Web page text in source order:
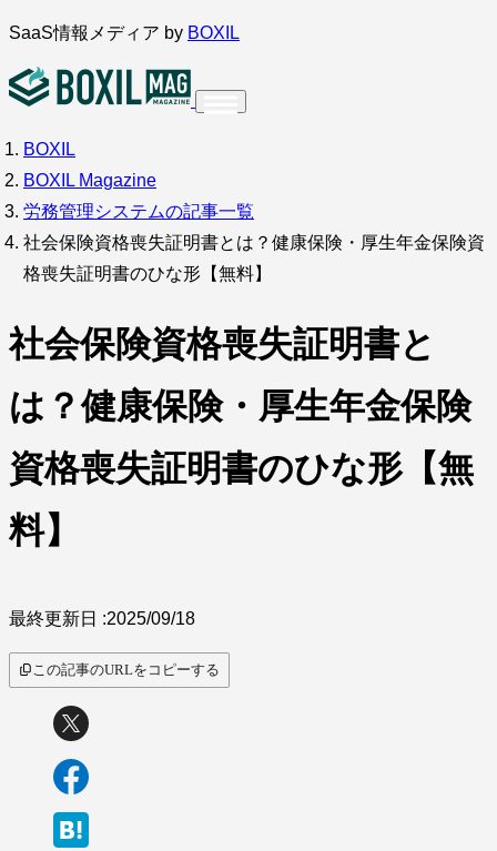
内
を
キ
ッ
プ
SaaS情報メディア by BOXIL
インタビュー
サービス比較 キーワードから探す
SaaS情報メディア by BOXIL
BOXIL
BOXIL Magazine
労務管理システムの記事一覧
社会保険資格喪失証明書とは？健康保険・厚生年金保険資
格喪失証明書のひな形【無料】
社会保険資格喪失証明書と
は？健康保険・厚生年金保険
資格喪失証明書のひな形【無
料】
最終更新日 :2025/09/18
この記事のURLをコピーする